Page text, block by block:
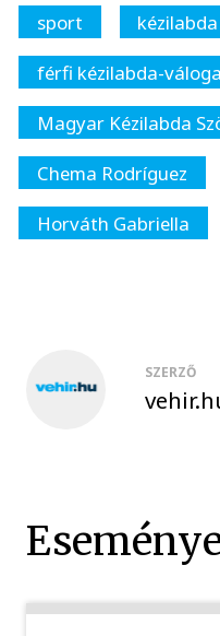
sport kézilabda
férfi kézilabda-
Magyar Kézilabda
Chema Rodríguez
Horváth Gabriella
SZERZŐ